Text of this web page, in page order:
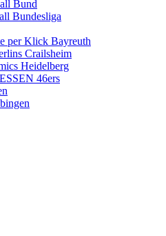
Bund
Bundesliga
per Klick Bayreuth
Crailsheim
Heidelberg
46ers